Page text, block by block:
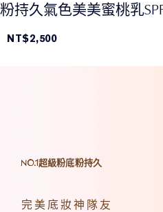
粉持久氣色美美蜜桃乳
NT$2,500
NO.1超級粉底粉持久
完美底妝神隊友